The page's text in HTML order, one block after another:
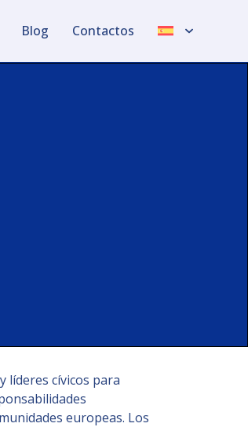
Blog Contactos
líderes cívicos para
europeas. Los